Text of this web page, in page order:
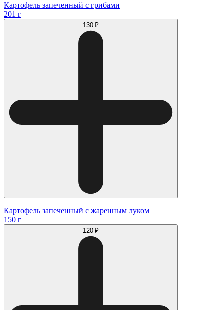
Картофель запеченный с грибами
201 г
130 ₽
Картофель запеченный с жаренным луком
150 г
120 ₽